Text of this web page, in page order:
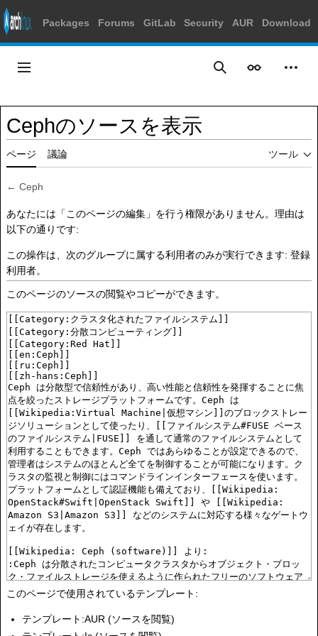
Packages Forums GitLab Security AUR Download
に
ス
キ
ッ
プ
メインメニュー 検索 表示 個人
Cephのソースを表示
ページ 議論 ツール
← Ceph
あなたには「このページの編集」を行う権限がありません。理由は
以下の通りです:
この操作は、次のグループに属する利用者のみが実行できます: 登録
利用者。
このページのソースの閲覧やコピーができます。
このページで使用されているテンプレート:
テンプレート:AUR (ソースを閲覧)